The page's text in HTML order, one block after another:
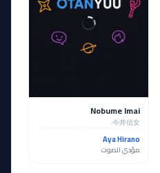
Nobume Imai
今井信女
Aya Hirano
مؤدي الصوت